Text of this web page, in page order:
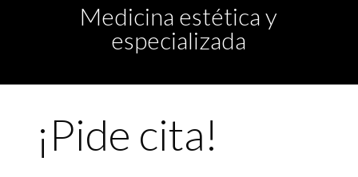
Medicina estética y
especializada
¡Pide cita!